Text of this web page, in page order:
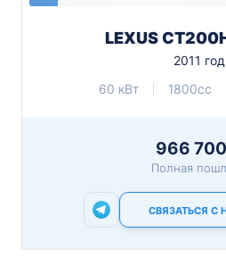
LEXUS
2011 год
60 кВт
1800cc
966
Полная
СВЯЗАТЬСЯ С